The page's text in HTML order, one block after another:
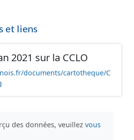
et liens
2021 sur la CCLO
documents/cartotheque/C
des données, veuillez vous